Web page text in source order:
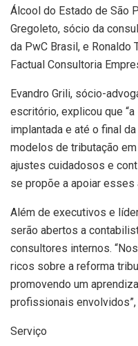
Álcool do Estado de São
Gregoleto, sócio da
da PwC Brasil, e Ronaldo
Factual Consultoria
Evandro Grili, sócio-
escritório, explicou que
implantada e até o final
modelos de tributação
ajustes cuidadosos e
se propõe a apoiar esses
Além de executivos e
serão abertos a
consultores internos.
ricos sobre a reforma
promovendo um
profissionais envolvidos”,
Serviço